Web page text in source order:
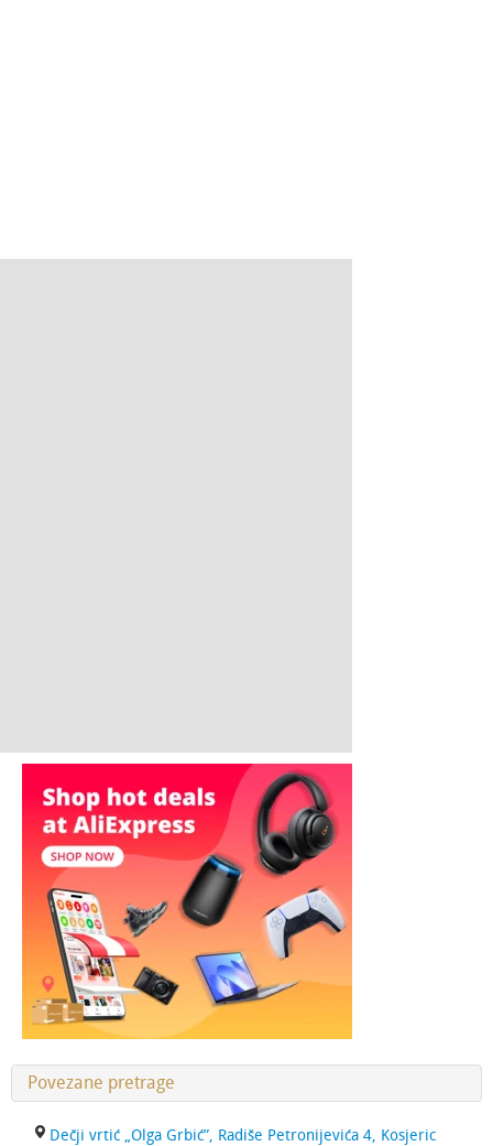
Povezane pretrage
Dečji vrtić „Olga Grbić”, Radiše Petronijevića 4, Kosjeric